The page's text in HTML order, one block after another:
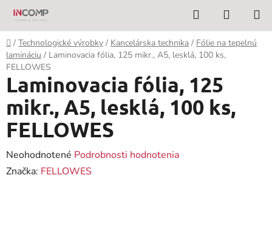
Prejsť
obsah
Hľadať
KOŠÍK
Domov
/ Technologické výrobky / Kancelárska technika / Fólie na tepelnú
lamináciu / Laminovacia fólia, 125 mikr., A5, lesklá, 100 ks,
FELLOWES
Laminovacia fólia, 125
mikr., A5, lesklá, 100 ks,
FELLOWES
Priemerné
hodnotenie
Neohodnotené Podrobnosti hodnotenia
Značka: FELLOWES